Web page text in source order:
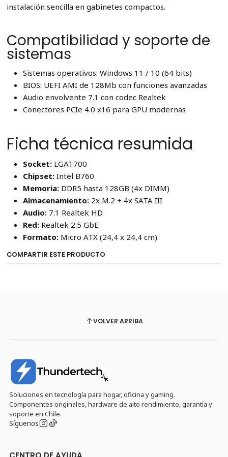
instalación sencilla en gabinetes compactos.
Compatibilidad y soporte de
sistemas
Sistemas operativos: Windows 11 / 10 (64 bits)
BIOS: UEFI AMI de 128Mb con funciones avanzadas
Audio envolvente 7.1 con codec Realtek
Conectores PCIe 4.0 x16 para GPU modernas
Ficha técnica resumida
Socket:LGA1700
Chipset:Intel B760
Memoria:DDR5 hasta 128GB (4x DIMM)
Almacenamiento:2x M.2 + 4x SATA III
Audio:7.1 Realtek HD
Red:Realtek 2.5 GbE
Formato:Micro ATX (24,4 x 24,4 cm)
COMPARTIR ESTE PRODUCTO
VOLVER ARRIBA
Soluciones en tecnología para hogar, oficina y gaming.
Componentes originales, hardware de alto rendimiento, garantía y
soporte en Chile.
Síguenos